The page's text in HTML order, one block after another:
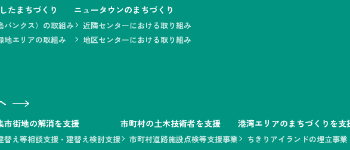
たまちづくり
バンクス）の取組み
地エリアの取組み
ニュータウンのまちづくり
近隣センターにおける取り組み
地区センターにおける取り組み
市街地の解消を支援
替え等相談支援・建替え検討支援
市町村の土木技術者を支援
市町村道路施設点検等支援事業
港湾エリアのまちづくりを支
ちきりアイランドの埋立事業